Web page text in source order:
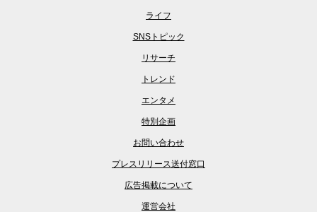
ライフ
SNSトピック
リサーチ
トレンド
エンタメ
特別企画
お問い合わせ
プレスリリース送付窓口
広告掲載について
運営会社